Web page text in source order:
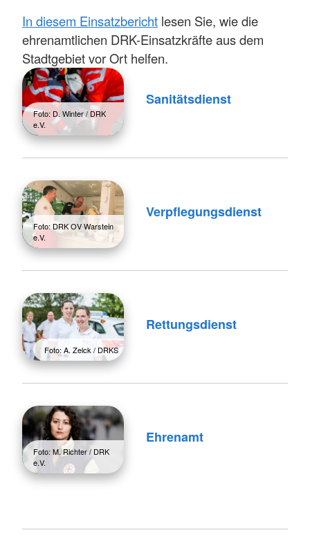
In diesem Einsatzbericht lesen Sie, wie die
ehrenamtlichen DRK-Einsatzkräfte aus dem
Stadtgebiet vor Ort helfen.
Foto: D. Winter / DRK
e.V.
Sanitätsdienst
Foto: DRK OV Warstein
e.V.
Verpflegungsdienst
Foto: A. Zelck / DRKS
Rettungsdienst
Foto: M. Richter / DRK
e.V.
Ehrenamt